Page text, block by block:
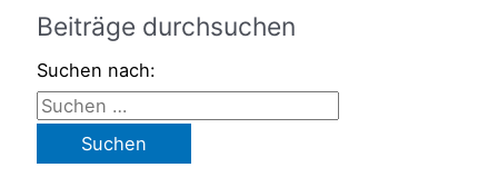
Beiträge durchsuchen
Suchen nach: